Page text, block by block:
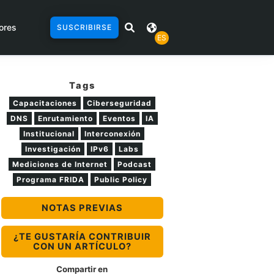
SUSCRIBIRSE
ES
Tags
Capacitaciones
Ciberseguridad
DNS
Enrutamiento Eventos
IA
Institucional
Interconexión
Investigación
IPv6
Labs
Mediciones de Internet
Podcast
Programa FRIDA
Public Policy
NOTAS PREVIAS
¿TE GUSTARÍA CONTRIBUIR
CON UN ARTÍCULO?
Compartir en